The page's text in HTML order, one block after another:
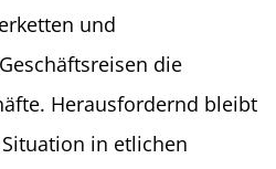
und
die
Herausfordernd bleibt
in etlichen